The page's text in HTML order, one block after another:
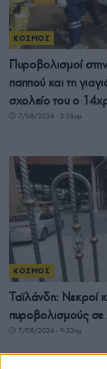
ΚΟΣΜΟΣ
Πυροβολισμοί
παππού και τη
σχολείο του ο
7/08/2026 - 3:26μμ
ΚΟΣΜΟΣ
Ταϊλάνδη: Νεκροί
πυροβολισμούς σε
7/08/2026 - 9:32πμ